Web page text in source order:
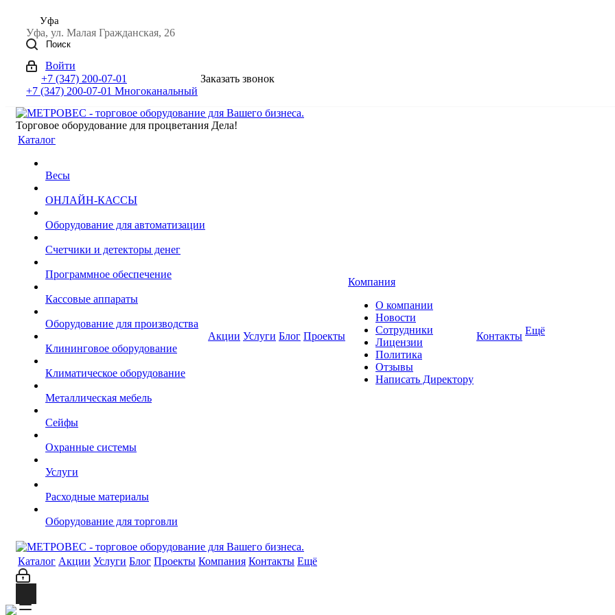
Уфа
Уфа, ул. Малая Гражданская, 26
Поиск
Войти
+7 (347) 200-07-01
+7 (347) 200-07-01 Многоканальный
Заказать звонок
Торговое оборудование для процветания Дела!
Каталог
Весы
ОНЛАЙН-КАССЫ
Оборудование для автоматизации
Счетчики и детекторы денег
Программное обеспечение
Кассовые аппараты
Оборудование для производства
Клининговое оборудование
Климатическое оборудование
Металлическая мебель
Сейфы
Охранные системы
Услуги
Расходные материалы
Оборудование для торговли
Акции Услуги Блог Проекты
Компания
О компании
Новости
Сотрудники
Лицензии
Политика
Отзывы
Написать Директору
Контакты Ещё
Каталог Акции Услуги Блог Проекты Компания Контакты Ещё